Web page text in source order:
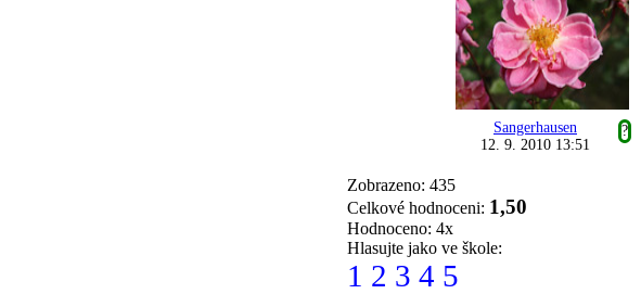
Sangerhausen
?
12. 9. 2010 13:51
Zobrazeno: 435
Celkové hodnoceni: 1,50
Hodnoceno: 4x
Hlasujte jako ve škole:
1 2 3 4 5